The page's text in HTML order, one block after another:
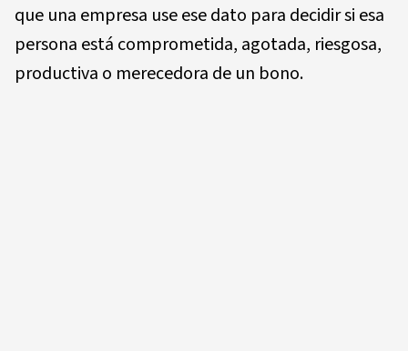
que una empresa use ese dato para decidir si esa
persona está comprometida, agotada, riesgosa,
productiva o merecedora de un bono.